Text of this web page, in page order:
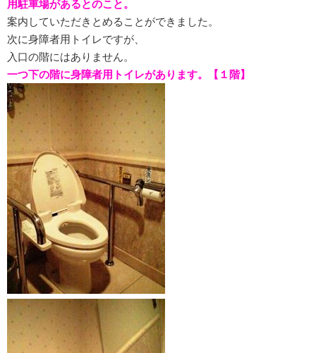
用駐車場があるとのこと。
案内していただきとめることができました。
次に身障者用トイレですが、
入口の階にはありません。
一つ下の階に身障者用トイレがあります。【１階】